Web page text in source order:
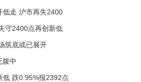
低走 沪市再失2400
守2400点再创新低
筑底或已展开
腹中
低 跌0.95%报2392点